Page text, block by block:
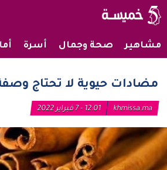
مشاهير صحة وجمال أسرة
مضادات حيوية لا تحتاج
khmissa.ma 12:01 - 7 فبراير 2022